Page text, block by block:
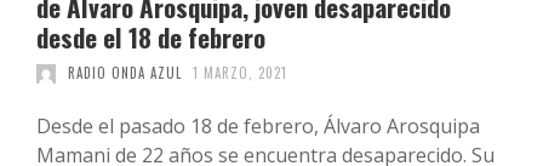
desde el 18 de febrero
RADIO ONDA AZUL 1 MARZO, 2021
Desde el pasado 18 de febrero, Álvaro Arosquipa
Mamani de 22 años se encuentra desaparecido. Su